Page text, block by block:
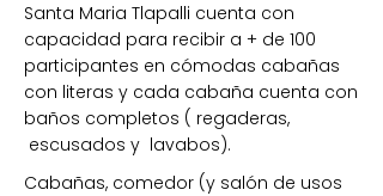
Santa Maria Tlapalli cuenta con
capacidad para recibir a + de 100
participantes en cómodas cabañas
con literas y cada cabaña cuenta con
baños completos ( regaderas,
escusados y lavabos).
Cabañas, comedor (y salón de usos